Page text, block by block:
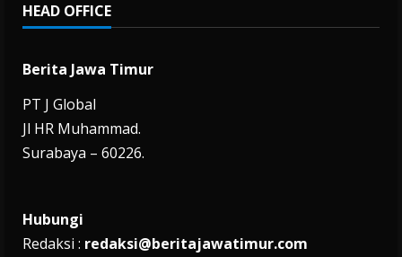
HEAD OFFICE
Berita Jawa Timur
PT J Global
Jl HR Muhammad.
Surabaya – 60226.
Hubungi
Redaksi : redaksi@beritajawatimur.com